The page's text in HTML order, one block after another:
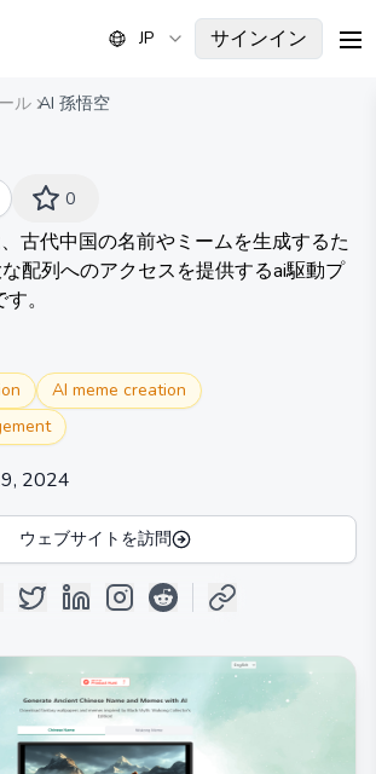
JP サインイン
ル AI 孫悟空
0
古代中国の名前やミームを生成するた
配列へのアクセスを提供するai駆動プ
。
AI meme creation
2024
ウェブサイトを訪問